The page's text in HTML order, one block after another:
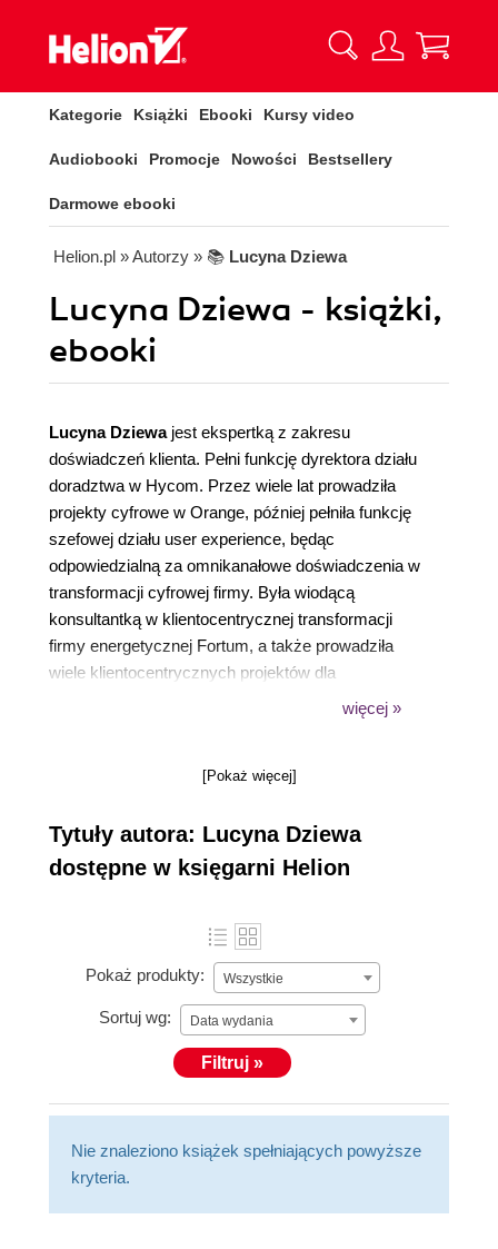
Kategorie Książki Ebooki Kursy video
Audiobooki Promocje Nowości Bestsellery
Darmowe ebooki
Helion.pl » Autorzy » 📚 Lucyna Dziewa
Lucyna Dziewa - książki,
ebooki
Lucyna Dziewajest ekspertką z zakresu
doświadczeń klienta. Pełni funkcję dyrektora działu
doradztwa w Hycom. Przez wiele lat prowadziła
projekty cyfrowe w Orange, później pełniła funkcję
szefowej działu user experience, będąc
odpowiedzialną za omnikanałowe doświadczenia w
transformacji cyfrowej firmy. Była wiodącą
konsultantką w klientocentrycznej transformacji
firmy energetycznej Fortum, a także prowadziła
wiele klientocentrycznych projektów dla
największych firm w Polsce. Z pasją zajmuje się
pracy po to, by śledzić potrzeby konsumentów i je
Uwielbia sięgać po nową wiedzę, poznawać
wszystko, co niestandardowe, biegać i podróżować
w najdalsze krańce świata.
więcej »
[Pokaż więcej]
Tytuły autora: Lucyna Dziewa
dostępne w księgarni Helion
Pokaż produkty: Wszystkie
Sortuj wg: Data wydania
Filtruj »
Nie znaleziono książek spełniających powyższe
kryteria.